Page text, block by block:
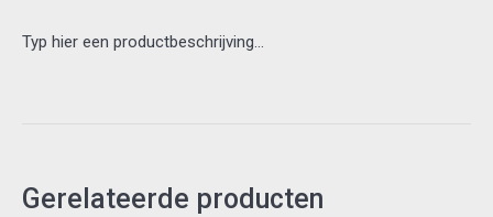
Typ hier een productbeschrijving…
Gerelateerde producten